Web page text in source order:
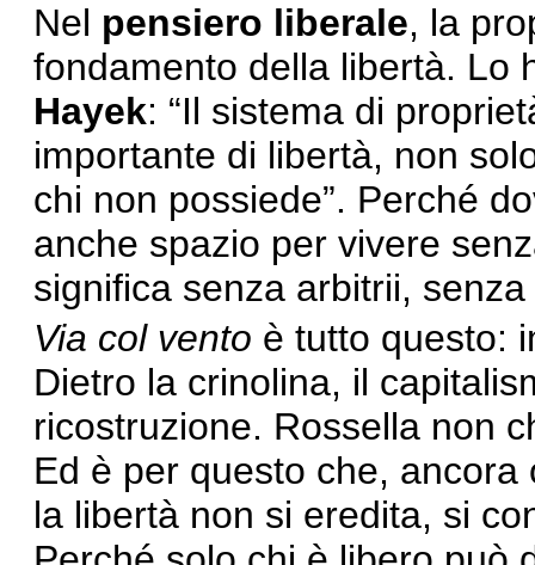
Nel pensiero liberale, la
fondamento della libertà. Lo
Hayek: “Il sistema di
importante di libertà, non
chi non possiede”. Perché
anche spazio per vivere
significa senza arbitrii,
Via col vento è tutto questo:
Dietro la crinolina, il
ricostruzione. Rossella non
Ed è per questo che,
la libertà non si eredita, si